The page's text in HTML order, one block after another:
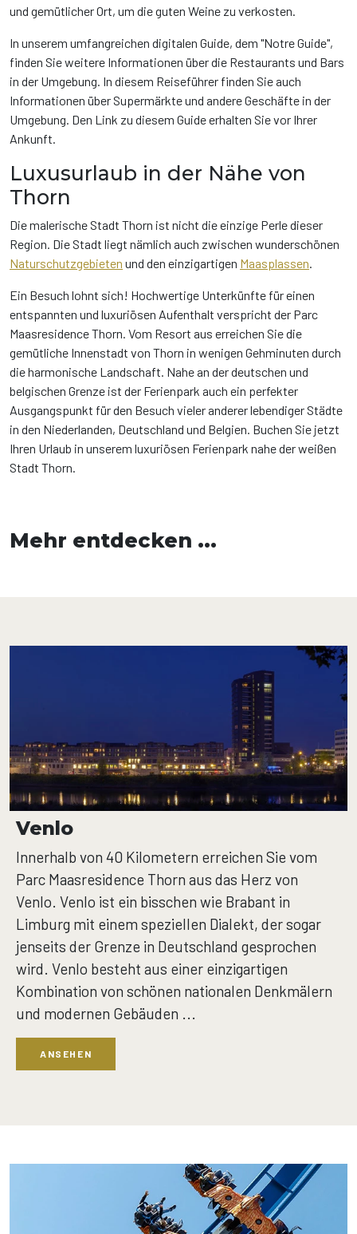
und gemütlicher Ort, um die guten Weine zu verkosten.
In unserem umfangreichen digitalen Guide, dem "Notre Guide",
finden Sie weitere Informationen über die Restaurants und Bars
in der Umgebung. In diesem Reiseführer finden Sie auch
Informationen über Supermärkte und andere Geschäfte in der
Umgebung. Den Link zu diesem Guide erhalten Sie vor Ihrer
Ankunft.
Luxusurlaub in der Nähe von
Thorn
Die malerische Stadt Thorn ist nicht die einzige Perle dieser
Region. Die Stadt liegt nämlich auch zwischen wunderschönen
Naturschutzgebieten und den einzigartigen Maasplassen
Ein Besuch lohnt sich! Hochwertige Unterkünfte für einen
entspannten und luxuriösen Aufenthalt verspricht der Parc
Maasresidence Thorn. Vom Resort aus erreichen Sie die
gemütliche Innenstadt von Thorn in wenigen Gehminuten durch
die harmonische Landschaft. Nahe an der deutschen und
belgischen Grenze ist der Ferienpark auch ein perfekter
Ausgangspunkt für den Besuch vieler anderer lebendiger Städte
in den Niederlanden, Deutschland und Belgien. Buchen Sie jetzt
Ihren Urlaub in unserem luxuriösen Ferienpark nahe der weißen
Stadt Thorn.
Mehr entdecken ...
Venlo
Innerhalb von 40 Kilometern erreichen Sie vom
Parc Maasresidence Thorn aus das Herz von
Venlo. Venlo ist ein bisschen wie Brabant in
Limburg mit einem speziellen Dialekt, der sogar
jenseits der Grenze in Deutschland gesprochen
wird. Venlo besteht aus einer einzigartigen
Kombination von schönen nationalen Denkmälern
und modernen Gebäuden ...
ANSEHEN